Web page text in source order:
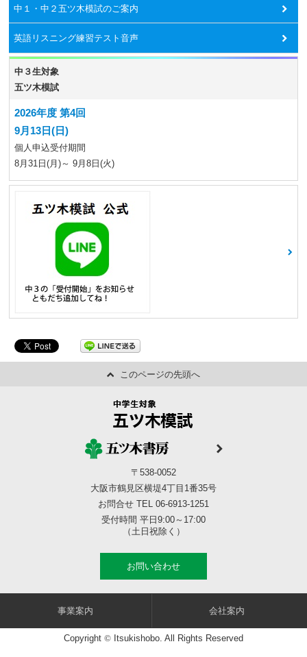
中１・中２五ツ木模試のご案内
英語リスニング練習テスト音声
中３生対象
五ツ木模試
2026年度 第4回
9月13日(日)
個人申込受付期間
8月31日(月)～ 9月8日(火)
このページの先頭へ
〒538-0052
大阪市鶴見区横堤4丁目1番35号
お問合せ TEL 06-6913-1251
受付時間 平日9:00～17:00
（土日祝除く）
お問い合わせ
事業案内 会社案内
Copyright © Itsukishobo. All Rights Reserved